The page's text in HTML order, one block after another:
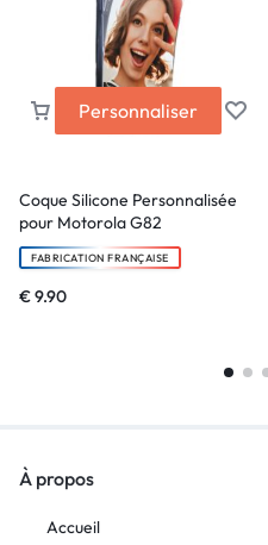
Personnaliser
Coque Silicone Personnalisée
pour Motorola G82
FABRICATION FRANÇAISE
€9.90
À propos
Accueil